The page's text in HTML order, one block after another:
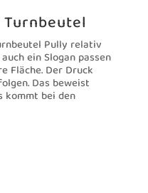
Pully relativ
ein Slogan passen
Fläche. Der Druck
Das beweist
kommt bei den